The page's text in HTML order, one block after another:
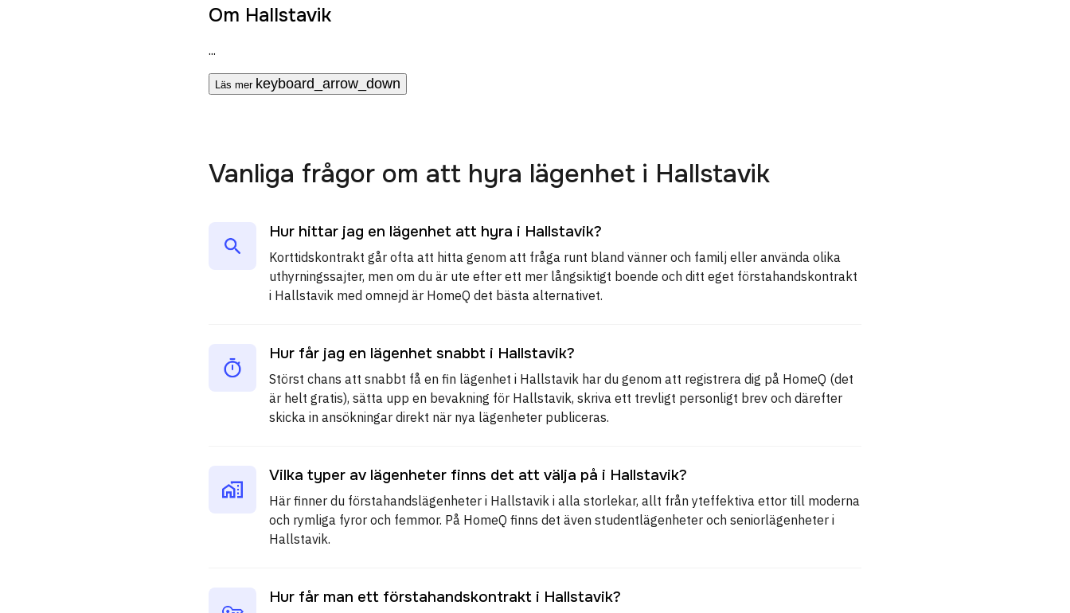
Om Hallstavik
...
Läs mer keyboard_arrow_down
Vanliga frågor om att hyra lägenhet i Hallstavik
Hur hittar jag en lägenhet att hyra i Hallstavik?
Korttidskontrakt går ofta att hitta genom att fråga runt bland vänner och familj eller använda olika
uthyrningssajter, men om du är ute efter ett mer långsiktigt boende och ditt eget förstahandskontrakt
i Hallstavik med omnejd är HomeQ det bästa alternativet.
Hur får jag en lägenhet snabbt i Hallstavik?
Störst chans att snabbt få en fin lägenhet i Hallstavik har du genom att registrera dig på HomeQ (det
är helt gratis), sätta upp en bevakning för Hallstavik, skriva ett trevligt personligt brev och därefter
skicka in ansökningar direkt när nya lägenheter publiceras.
Vilka typer av lägenheter finns det att välja på i Hallstavik?
Här finner du förstahandslägenheter i Hallstavik i alla storlekar, allt från yteffektiva ettor till moderna
och rymliga fyror och femmor. På HomeQ finns det även studentlägenheter och seniorlägenheter i
Hallstavik.
Hur får man ett förstahandskontrakt i Hallstavik?